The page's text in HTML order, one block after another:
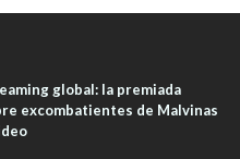
global: la premiada
excombatientes de Malvinas